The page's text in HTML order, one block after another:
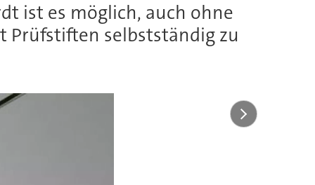
ist es möglich, auch ohne
Prüfstiften selbstständig zu